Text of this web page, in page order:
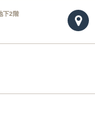
下2階